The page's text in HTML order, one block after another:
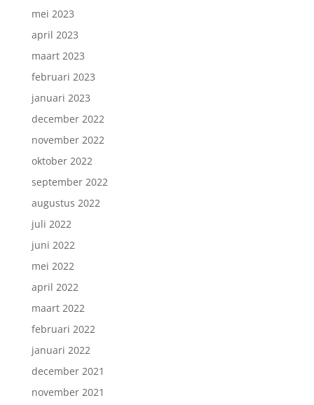
mei 2023
april 2023
maart 2023
februari 2023
januari 2023
december 2022
november 2022
oktober 2022
september 2022
augustus 2022
juli 2022
juni 2022
mei 2022
april 2022
maart 2022
februari 2022
januari 2022
december 2021
november 2021